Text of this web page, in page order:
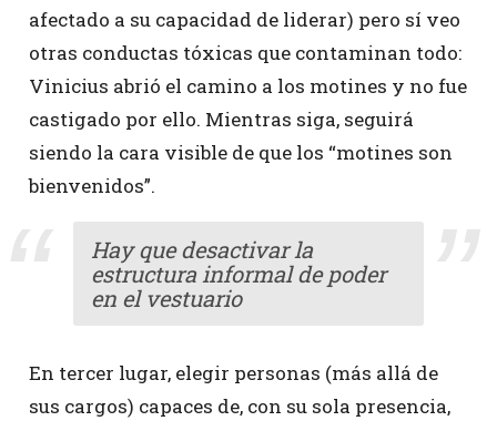
afectado a su capacidad de liderar) pero sí veo
otras conductas tóxicas que contaminan todo:
Vinicius abrió el camino a los motines y no fue
castigado por ello. Mientras siga, seguirá
siendo la cara visible de que los “motines son
bienvenidos”.
Hay que desactivar la
estructura informal de poder
en el vestuario
En tercer lugar, elegir personas (más allá de
sus cargos) capaces de, con su sola presencia,